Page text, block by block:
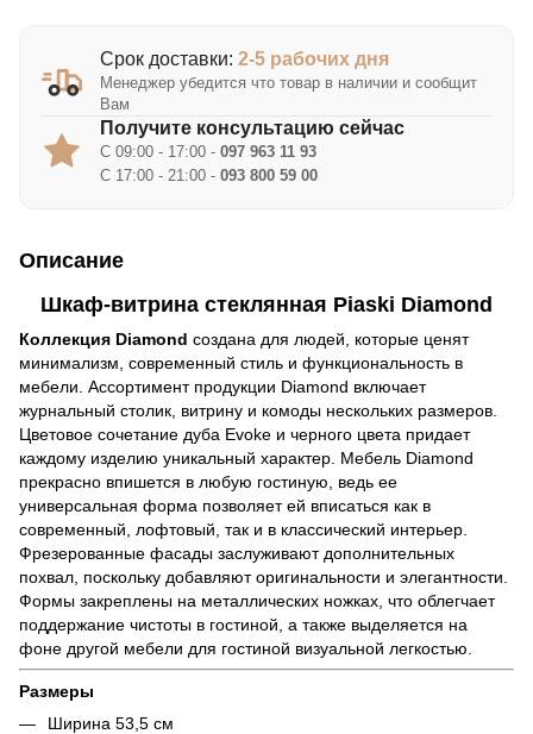
Срок доставки: 2-5 рабочих дня
Менеджер убедится что товар в наличии и сообщит
Вам
Получите консультацию сейчас
С 09:00 - 17:00 - 097 963 11 93
С 17:00 - 21:00 - 093 800 59 00
Описание
Шкаф-витрина стеклянная Piaski Diamond
Коллекция Diamond создана для людей, которые ценят
минимализм, современный стиль и функциональность в
мебели. Ассортимент продукции Diamond включает
журнальный столик, витрину и комоды нескольких размеров.
Цветовое сочетание дуба Evoke и черного цвета придает
каждому изделию уникальный характер. Мебель Diamond
прекрасно впишется в любую гостиную, ведь ее
универсальная форма позволяет ей вписаться как в
современный, лофтовый, так и в классический интерьер.
Фрезерованные фасады заслуживают дополнительных
похвал, поскольку добавляют оригинальности и элегантности.
Формы закреплены на металлических ножках, что облегчает
поддержание чистоты в гостиной, а также выделяется на
фоне другой мебели для гостиной визуальной легкостью.
Размеры
Ширина 53,5 см